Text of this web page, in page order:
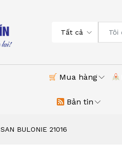
Tất cả
Mua hàng
Bản tin
SAN BULONIE 21016